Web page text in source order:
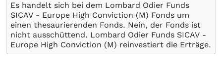
Es handelt sich bei dem Lombard Odier Funds
SICAV - Europe High Conviction (M) Fonds um
einen thesaurierenden Fonds. Nein, der Fonds ist
nicht ausschüttend. Lombard Odier Funds SICAV -
Europe High Conviction (M) reinvestiert die Erträge.